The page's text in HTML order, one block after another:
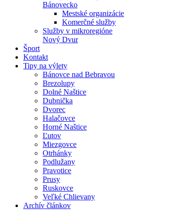
Bánovecko
Mestské organizácie
Komerčné služby
Služby v mikroregióne
Nový Dvur
Šport
Kontakt
Tipy na výlety
Bánovce nad Bebravou
Brezolupy
Dolné Naštice
Dubnička
Dvorec
Halačovce
Horné Naštice
Ľutov
Miezgovce
Otrhánky
Podlužany
Pravotice
Prusy
Ruskovce
Veľké Chlievany
Archív článkov